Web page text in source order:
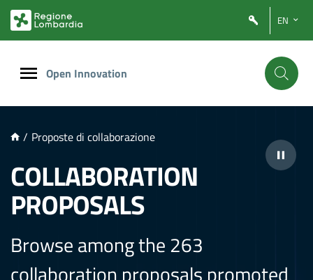
PRINCIPALE
EN
Open Innovation
/ Proposte di collaborazione
COLLABORATION
PROPOSALS
Browse among the 263